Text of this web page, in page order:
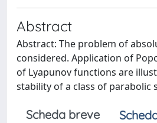
Abstract
Abstract: The problem of
considered. Application of
of Lyapunov functions are
stability of a class of parabolic
Scheda breve